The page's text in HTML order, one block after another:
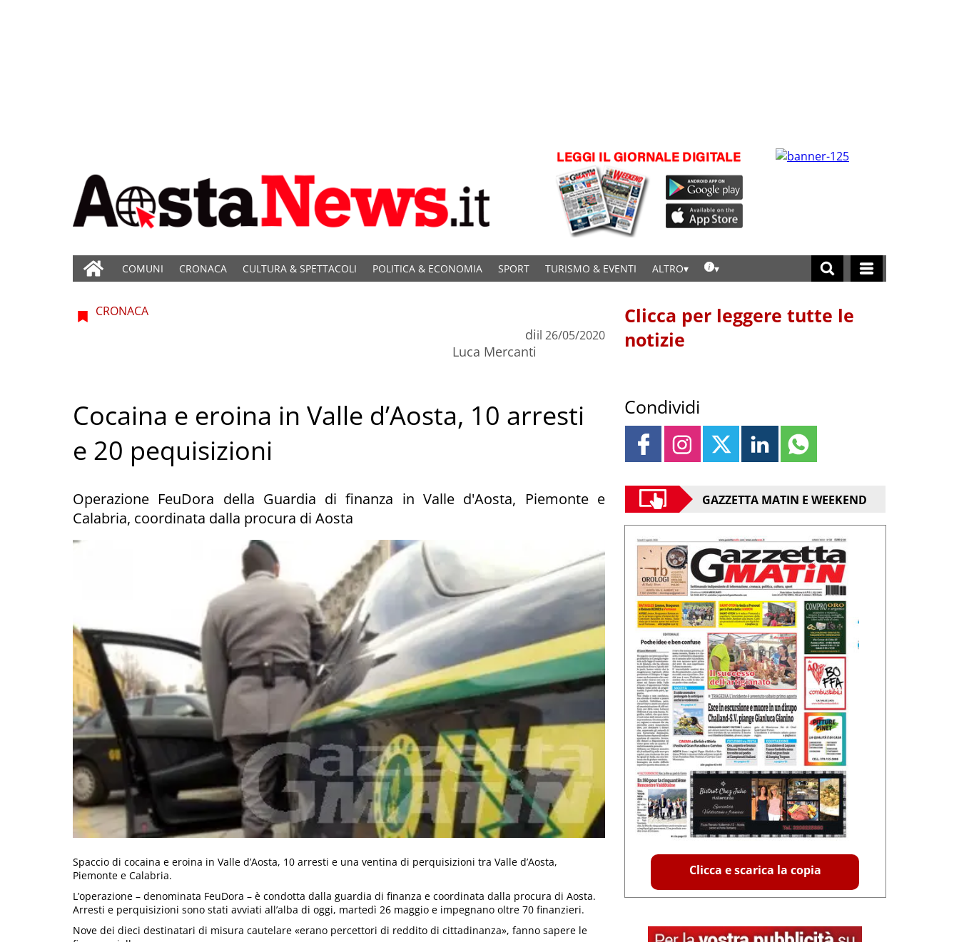
COMUNI CRONACA CULTURA & SPETTACOLI POLITICA & ECONOMIA SPORT TURISMO & EVENTI ALTRO
CRONACA
di
Luca Mercanti
il 26/05/2020
Cocaina e eroina in Valle d’Aosta, 10 arresti
e 20 pequisizioni
Operazione FeuDora della Guardia di finanza in Valle d'Aosta, Piemonte e
Calabria, coordinata dalla procura di Aosta
Spaccio di cocaina e eroina in Valle d’Aosta, 10 arresti e una ventina di perquisizioni tra Valle d’Aosta,
Piemonte e Calabria.
L’operazione – denominata FeuDora – è condotta dalla guardia di finanza e coordinata dalla procura di Aosta.
Arresti e perquisizioni sono stati avviati all’alba di oggi, martedì 26 maggio e impegnano oltre 70 finanzieri.
Nove dei dieci destinatari di misura cautelare «erano percettori di reddito di cittadinanza», fanno sapere le
Clicca per leggere tutte le
notizie
Condividi
GAZZETTA MATIN E WEEKEND
Clicca e scarica la copia